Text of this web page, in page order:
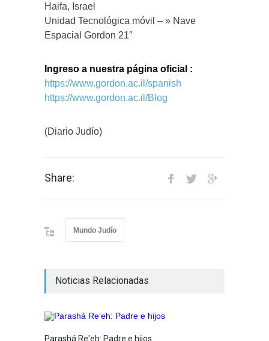
Haifa, Israel
Unidad Tecnológica móvil – » Nave
Espacial Gordon 21″
Ingreso a nuestra página oficial :
https://www.gordon.ac.il/spanish
https://www.gordon.ac.il/Blog
(Diario Judío)
Share:
Mundo Judío
Noticias Relacionadas
Parashá Re'eh: Padre e hijos